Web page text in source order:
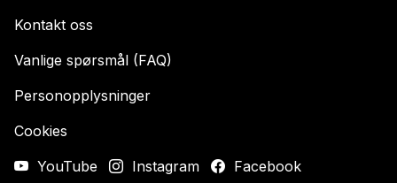
Kontakt oss
Vanlige spørsmål (FAQ)
Personopplysninger
Cookies
YouTube
Instagram Facebook